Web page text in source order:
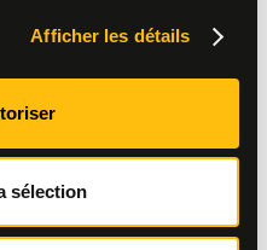
Afficher les détails
sélection